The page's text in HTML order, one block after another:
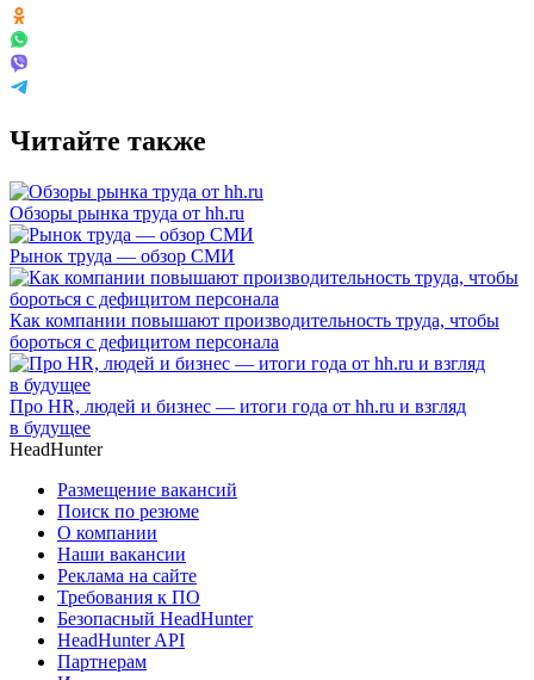
Читайте также
Обзоры рынка труда от hh.ru
Рынок труда — обзор СМИ
Как компании повышают производительность труда, чтобы
бороться с дефицитом персонала
Про HR, людей и бизнес — итоги года от hh.ru и взгляд
в будущее
HeadHunter
Размещение вакансий
Поиск по резюме
О компании
Наши вакансии
Реклама на сайте
Требования к ПО
Безопасный HeadHunter
HeadHunter API
Партнерам